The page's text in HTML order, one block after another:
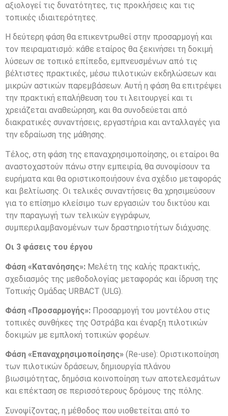
αξιολογεί τις δυνατότητες, τις προκλήσεις και τις
τοπικές ιδιαιτερότητες.
Η δεύτερη φάση θα επικεντρωθεί στην προσαρμογή και
τον πειραματισμό: κάθε εταίρος θα ξεκινήσει τη δοκιμή
λύσεων σε τοπικό επίπεδο, εμπνευσμένων από τις
βέλτιστες πρακτικές, μέσω πιλοτικών εκδηλώσεων και
μικρών αστικών παρεμβάσεων. Αυτή η φάση θα επιτρέψει
την πρακτική επαλήθευση του τι λειτουργεί και τι
χρειάζεται αναθεώρηση, και θα συνοδεύεται από
διακρατικές συναντήσεις, εργαστήρια και ανταλλαγές για
την εδραίωση της μάθησης.
Τέλος, στη φάση της επαναχρησιμοποίησης, οι εταίροι θα
αναστοχαστούν πάνω στην εμπειρία, θα συνοψίσουν τα
ευρήματα και θα οριστικοποιήσουν ένα σχέδιο μεταφοράς
και βελτίωσης. Οι τελικές συναντήσεις θα χρησιμεύσουν
για το επίσημο κλείσιμο των εργασιών του δικτύου και
την παραγωγή των τελικών εγγράφων,
συμπεριλαμβανομένων των δραστηριοτήτων διάχυσης.
Οι 3 φάσεις του έργου
Φάση «Κατανόησης»: Μελέτη της καλής πρακτικής,
σχεδιασμός της μεθοδολογίας μεταφοράς και ίδρυση της
Τοπικής Ομάδας URBACT (ULG).
Φάση «Προσαρμογής»: Προσαρμογή του μοντέλου στις
τοπικές συνθήκες της Οστράβα και έναρξη πιλοτικών
δοκιμών με εμπλοκή τοπικών φορέων.
Φάση «Επαναχρησιμοποίησης» (Re-use): Οριστικοποίηση
των πιλοτικών δράσεων, δημιουργία πλάνου
βιωσιμότητας, δημόσια κοινοποίηση των αποτελεσμάτων
και επέκταση σε περισσότερους δρόμους της πόλης.
Συνοψίζοντας, η μέθοδος που υιοθετείται από το